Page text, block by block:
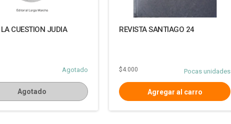
CUESTION JUDIA
Agotado
Agotado
REVISTA SANTIAGO 24
Pocas unidades
$4.000